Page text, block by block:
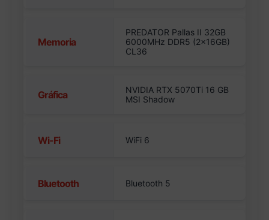
Memoria
PREDATOR Pallas II 32GB
6000MHz DDR5 (2x16GB)
CL36
Gráfica
NVIDIA RTX 5070Ti 16 GB
MSI Shadow
Wi-Fi WiFi 6
Bluetooth Bluetooth 5